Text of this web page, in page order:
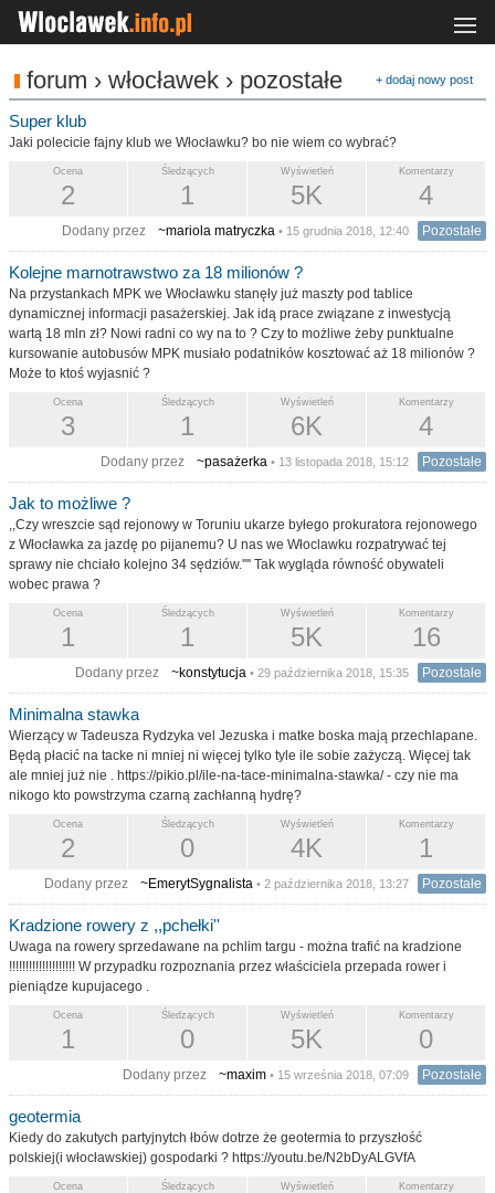
forum › włocławek › pozostałe + dodaj nowy post
Super klub
Jaki polecicie fajny klub we Włocławku? bo nie wiem co wybrać?
Komentarzy
4
Wyświetleń
5K
Śledzących
1
Ocena
2
Dodany przez ~mariola matryczka • 15 grudnia 2018, 12:40 Pozostałe
Kolejne marnotrawstwo za 18 milionów ?
Na przystankach MPK we Włocławku stanęły już maszty pod tablice
dynamicznej informacji pasażerskiej. Jak idą prace związane z inwestycją
wartą 18 mln zł? Nowi radni co wy na to ? Czy to możliwe żeby punktualne
kursowanie autobusów MPK musiało podatników kosztować aż 18 milionów ?
Może to ktoś wyjasnić ?
Komentarzy
4
Wyświetleń
6K
Śledzących
1
Ocena
3
Dodany przez ~pasażerka • 13 listopada 2018, 15:12 Pozostałe
Jak to możliwe ?
,,Czy wreszcie sąd rejonowy w Toruniu ukarze byłego prokuratora rejonowego
z Włocławka za jazdę po pijanemu? U nas we Włoclawku rozpatrywać tej
sprawy nie chciało kolejno 34 sędziów.'''' Tak wygląda równość obywateli
wobec prawa ?
Komentarzy
16
Wyświetleń
5K
Śledzących
1
Ocena
1
Dodany przez ~konstytucja • 29 października 2018, 15:35 Pozostałe
Minimalna stawka
Wierzący w Tadeusza Rydzyka vel Jezuska i matke boska mają przechlapane.
Będą płacić na tacke ni mniej ni więcej tylko tyle ile sobie zażyczą. Więcej tak
ale mniej już nie . https://pikio.pl/ile-na-tace-minimalna-stawka/ - czy nie ma
nikogo kto powstrzyma czarną zachłanną hydrę?
Komentarzy
1
Wyświetleń
4K
Śledzących
0
Ocena
2
Dodany przez ~EmerytSygnalista • 2 października 2018, 13:27 Pozostałe
Kradzione rowery z ,,pchełki''
Uwaga na rowery sprzedawane na pchlim targu - można trafić na kradzione
!!!!!!!!!!!!!!!!!!!! W przypadku rozpoznania przez właściciela przepada rower i
pieniądze kupujacego .
Komentarzy
0
Wyświetleń
5K
Śledzących
0
Ocena
1
Dodany przez ~maxim • 15 września 2018, 07:09 Pozostałe
geotermia
Kiedy do zakutych partyjnytch łbów dotrze że geotermia to przyszłość
polskiej(i włocławskiej) gospodarki ? https://youtu.be/N2bDyALGVfA
Komentarzy
Wyświetleń
Śledzących
Ocena